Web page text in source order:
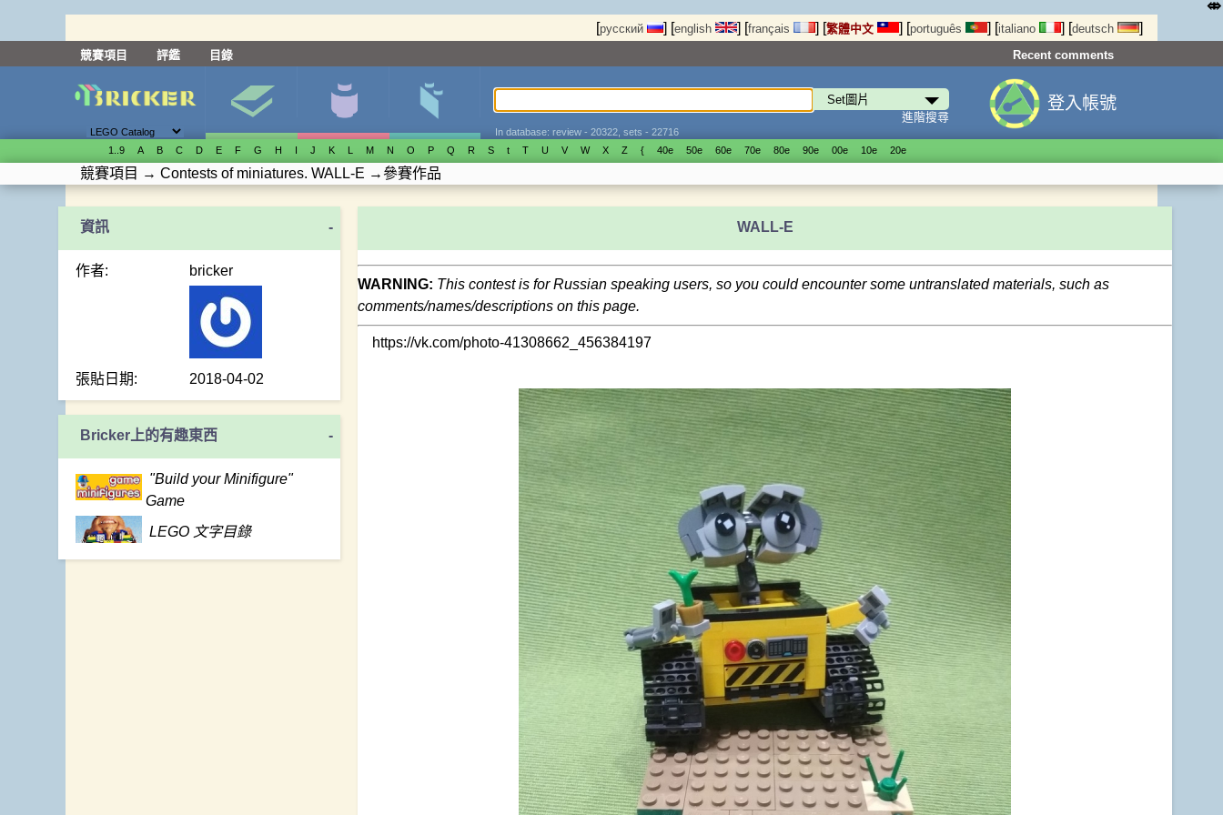
[русский ] [english ] [français ] [繁體中文 ] [português ] [italiano ] [deutsch ]
競賽項目 評鑑 目錄 Recent comments
進階搜尋
In database: review - 20322, sets - 22716
登入帳號
1..9 A B C D E F G H I J K L M N O P Q R S t T U V W X Z { 40е 50е 60е 70е 80е 90е 00е 10е 20е
競賽項目 → Contests of miniatures. WALL-E →參賽作品
-
作者: bricker
張貼日期: 2018-04-02
Bricker上的有趣東西 -
"Build your Minifigure"
Game
LEGO 文字目錄
WALL-E
WARNING: This contest is for Russian speaking users, so you could encounter some untranslated materials, such as
comments/names/descriptions on this page.
https://vk.com/photo-41308662_456384197
⤄